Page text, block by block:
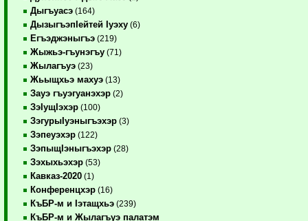
Дыгъуасэ (164)
ДызыгъэпIейтей Iуэху (6)
Егъэджэныгъэ (219)
Жыжьэ-гъунэгъу (71)
Жылагъуэ (23)
Жьыщхьэ махуэ (13)
Зауэ гъуэгуанэхэр (2)
ЗэIущIэхэр (100)
ЗэгурыIуэныгъэхэр (3)
Зэпеуэхэр (122)
ЗэпыщIэныгъэхэр (28)
Зэхыхьэхэр (53)
Кавказ-2020 (1)
Конференцхэр (16)
КъБР-м и Iэтащхьэ (239)
КъБР-м и Жылагъуэ палатэм